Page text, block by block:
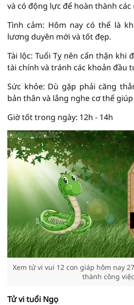
và có động lực để hoàn thành các
Tình cảm: Hôm nay có thể là
lương duyên mới và tốt đẹp.
Tài lộc: Tuổi Tỵ nên cẩn thận khi
tài chính và tránh các khoản đầu
Sức khỏe: Dù gặp phải căng
bản thân và lắng nghe cơ thể
Giờ tốt trong ngày: 12h - 14h
Xem tử vi vui 12 con giáp hôm nay
thành công
Tử vi tuổi Ngọ